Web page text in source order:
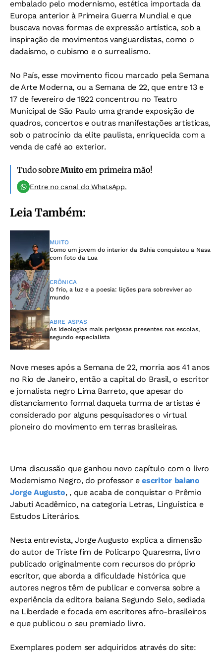
embalado pelo modernismo, estética importada da
Europa anterior à Primeira Guerra Mundial e que
buscava novas formas de expressão artística, sob a
inspiração de movimentos vanguardistas, como o
dadaísmo, o cubismo e o surrealismo.
No País, esse movimento ficou marcado pela Semana
de Arte Moderna, ou a Semana de 22, que entre 13 e
17 de fevereiro de 1922 concentrou no Teatro
Municipal de São Paulo uma grande exposição de
quadros, concertos e outras manifestações artísticas,
sob o patrocínio da elite paulista, enriquecida com a
venda de café ao exterior.
Tudo sobreMuito em primeira mão!
Entre no canal do WhatsApp.
Leia Também:
MUITO
Como um jovem do interior da Bahia conquistou a Nasa
com foto da Lua
CRÔNICA
O frio, a luz e a poesia: lições para sobreviver ao
mundo
ABRE ASPAS
As ideologias mais perigosas presentes nas escolas,
segundo especialista
Nove meses após a Semana de 22, morria aos 41 anos
no Rio de Janeiro, então a capital do Brasil, o escritor
e jornalista negro Lima Barreto, que apesar do
distanciamento formal daquela turma de artistas é
considerado por alguns pesquisadores o virtual
pioneiro do movimento em terras brasileiras.
Uma discussão que ganhou novo capítulo com o livro
Modernismo Negro, do professor eescritor baiano
Jorge Augusto, , que acaba de conquistar o Prêmio
Jabuti Acadêmico, na categoria Letras, Linguística e
Estudos Literários.
Nesta entrevista, Jorge Augusto explica a dimensão
do autor de Triste fim de Policarpo Quaresma, livro
publicado originalmente com recursos do próprio
escritor, que aborda a dificuldade histórica que
autores negros têm de publicar e conversa sobre a
experiência da editora baiana Segundo Selo, sediada
na Liberdade e focada em escritores afro-brasileiros
e que publicou o seu premiado livro.
Exemplares podem ser adquiridos através do site: